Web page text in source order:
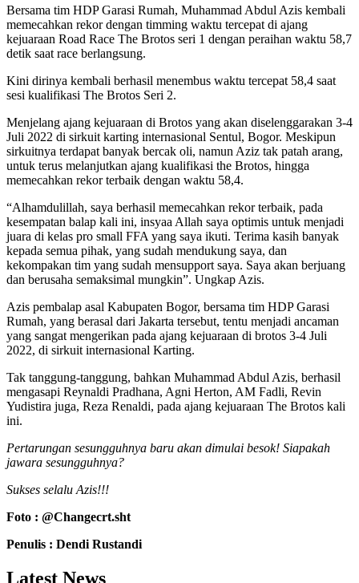
Bersama tim HDP Garasi Rumah, Muhammad Abdul Azis kembali
memecahkan rekor dengan timming waktu tercepat di ajang
kejuaraan Road Race The Brotos seri 1 dengan peraihan waktu 58,7
detik saat race berlangsung.
Kini dirinya kembali berhasil menembus waktu tercepat 58,4 saat
sesi kualifikasi The Brotos Seri 2.
Menjelang ajang kejuaraan di Brotos yang akan diselenggarakan 3-4
Juli 2022 di sirkuit karting internasional Sentul, Bogor. Meskipun
sirkuitnya terdapat banyak bercak oli, namun Aziz tak patah arang,
untuk terus melanjutkan ajang kualifikasi the Brotos, hingga
memecahkan rekor terbaik dengan waktu 58,4.
“Alhamdulillah, saya berhasil memecahkan rekor terbaik, pada
kesempatan balap kali ini, insyaa Allah saya optimis untuk menjadi
juara di kelas pro small FFA yang saya ikuti. Terima kasih banyak
kepada semua pihak, yang sudah mendukung saya, dan
kekompakan tim yang sudah mensupport saya. Saya akan berjuang
dan berusaha semaksimal mungkin”. Ungkap Azis.
Azis pembalap asal Kabupaten Bogor, bersama tim HDP Garasi
Rumah, yang berasal dari Jakarta tersebut, tentu menjadi ancaman
yang sangat mengerikan pada ajang kejuaraan di brotos 3-4 Juli
2022, di sirkuit internasional Karting.
Tak tanggung-tanggung, bahkan Muhammad Abdul Azis, berhasil
mengasapi Reynaldi Pradhana, Agni Herton, AM Fadli, Revin
Yudistira juga, Reza Renaldi, pada ajang kejuaraan The Brotos kali
ini.
Pertarungan sesungguhnya baru akan dimulai besok! Siapakah
jawara sesungguhnya?
Sukses selalu Azis!!!
Foto : @Changecrt.sht
Penulis : Dendi Rustandi
Latest News